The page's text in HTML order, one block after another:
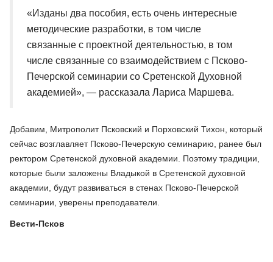
«Изданы два пособия, есть очень интересные
методические разработки, в том числе
связанные с проектной деятельностью, в том
числе связанные со взаимодействием с Псково-
Печерской семинарии со Сретенской Духовной
академией», — рассказала Лариса Маршева.
Добавим, Митрополит Псковский и Порховский Тихон, который
сейчас возглавляет Псково-Печерскую семинарию, ранее был
ректором Сретенской духовной академии. Поэтому традиции,
которые были заложены Владыкой в Сретенской духовной
академии, будут развиваться в стенах Псково-Печерской
семинарии, уверены преподаватели.
Вести-Псков